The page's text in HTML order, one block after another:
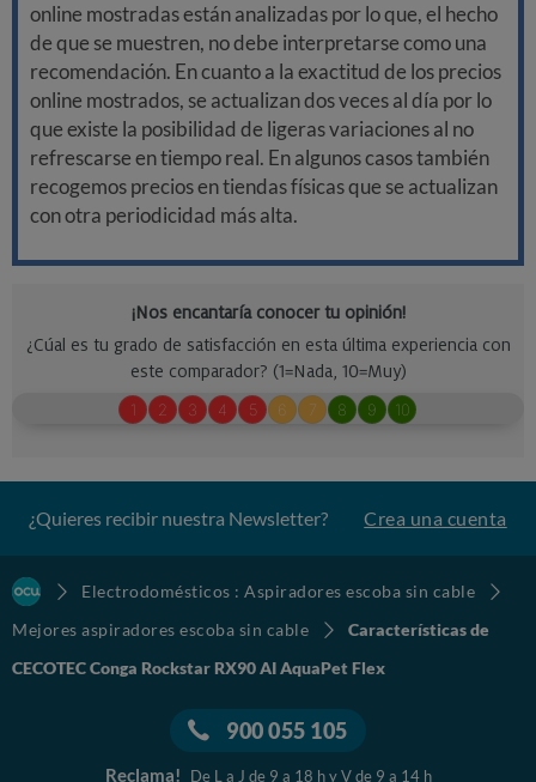
online mostradas están analizadas por lo que, el hecho
de que se muestren, no debe interpretarse como una
recomendación. En cuanto a la exactitud de los precios
online mostrados, se actualizan dos veces al día por lo
que existe la posibilidad de ligeras variaciones al no
refrescarse en tiempo real. En algunos casos también
recogemos precios en tiendas físicas que se actualizan
con otra periodicidad más alta.
¿Quieres recibir nuestra Newsletter? Crea una cuenta
Electrodomésticos : Aspiradores escoba sin cable
Mejores aspiradores escoba sin cable
Características de
CECOTEC Conga Rockstar RX90 AI AquaPet Flex
900 055 105
Reclama! De L a J de 9 a 18 h y V de 9 a 14 h